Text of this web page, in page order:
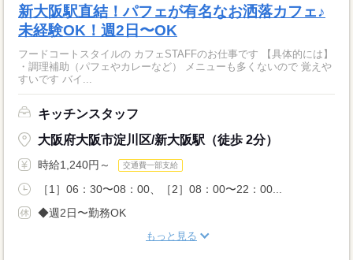
新大阪駅直結！パフェが有名なお洒落カフェ♪
未経験OK！週2日〜OK
フードコートスタイルの カフェSTAFFのお仕事です 【具体的には】
・調理補助（パフェやカレーなど） メニューも多くないので 覚えや
すいです バイ...
キッチンスタッフ
大阪府大阪市淀川区/新大阪駅（徒歩 2分）
時給1,240円～ 交通費一部支給
［1］06：30〜08：00、［2］08：00〜22：00...
◆週2日〜勤務OK
もっと見る